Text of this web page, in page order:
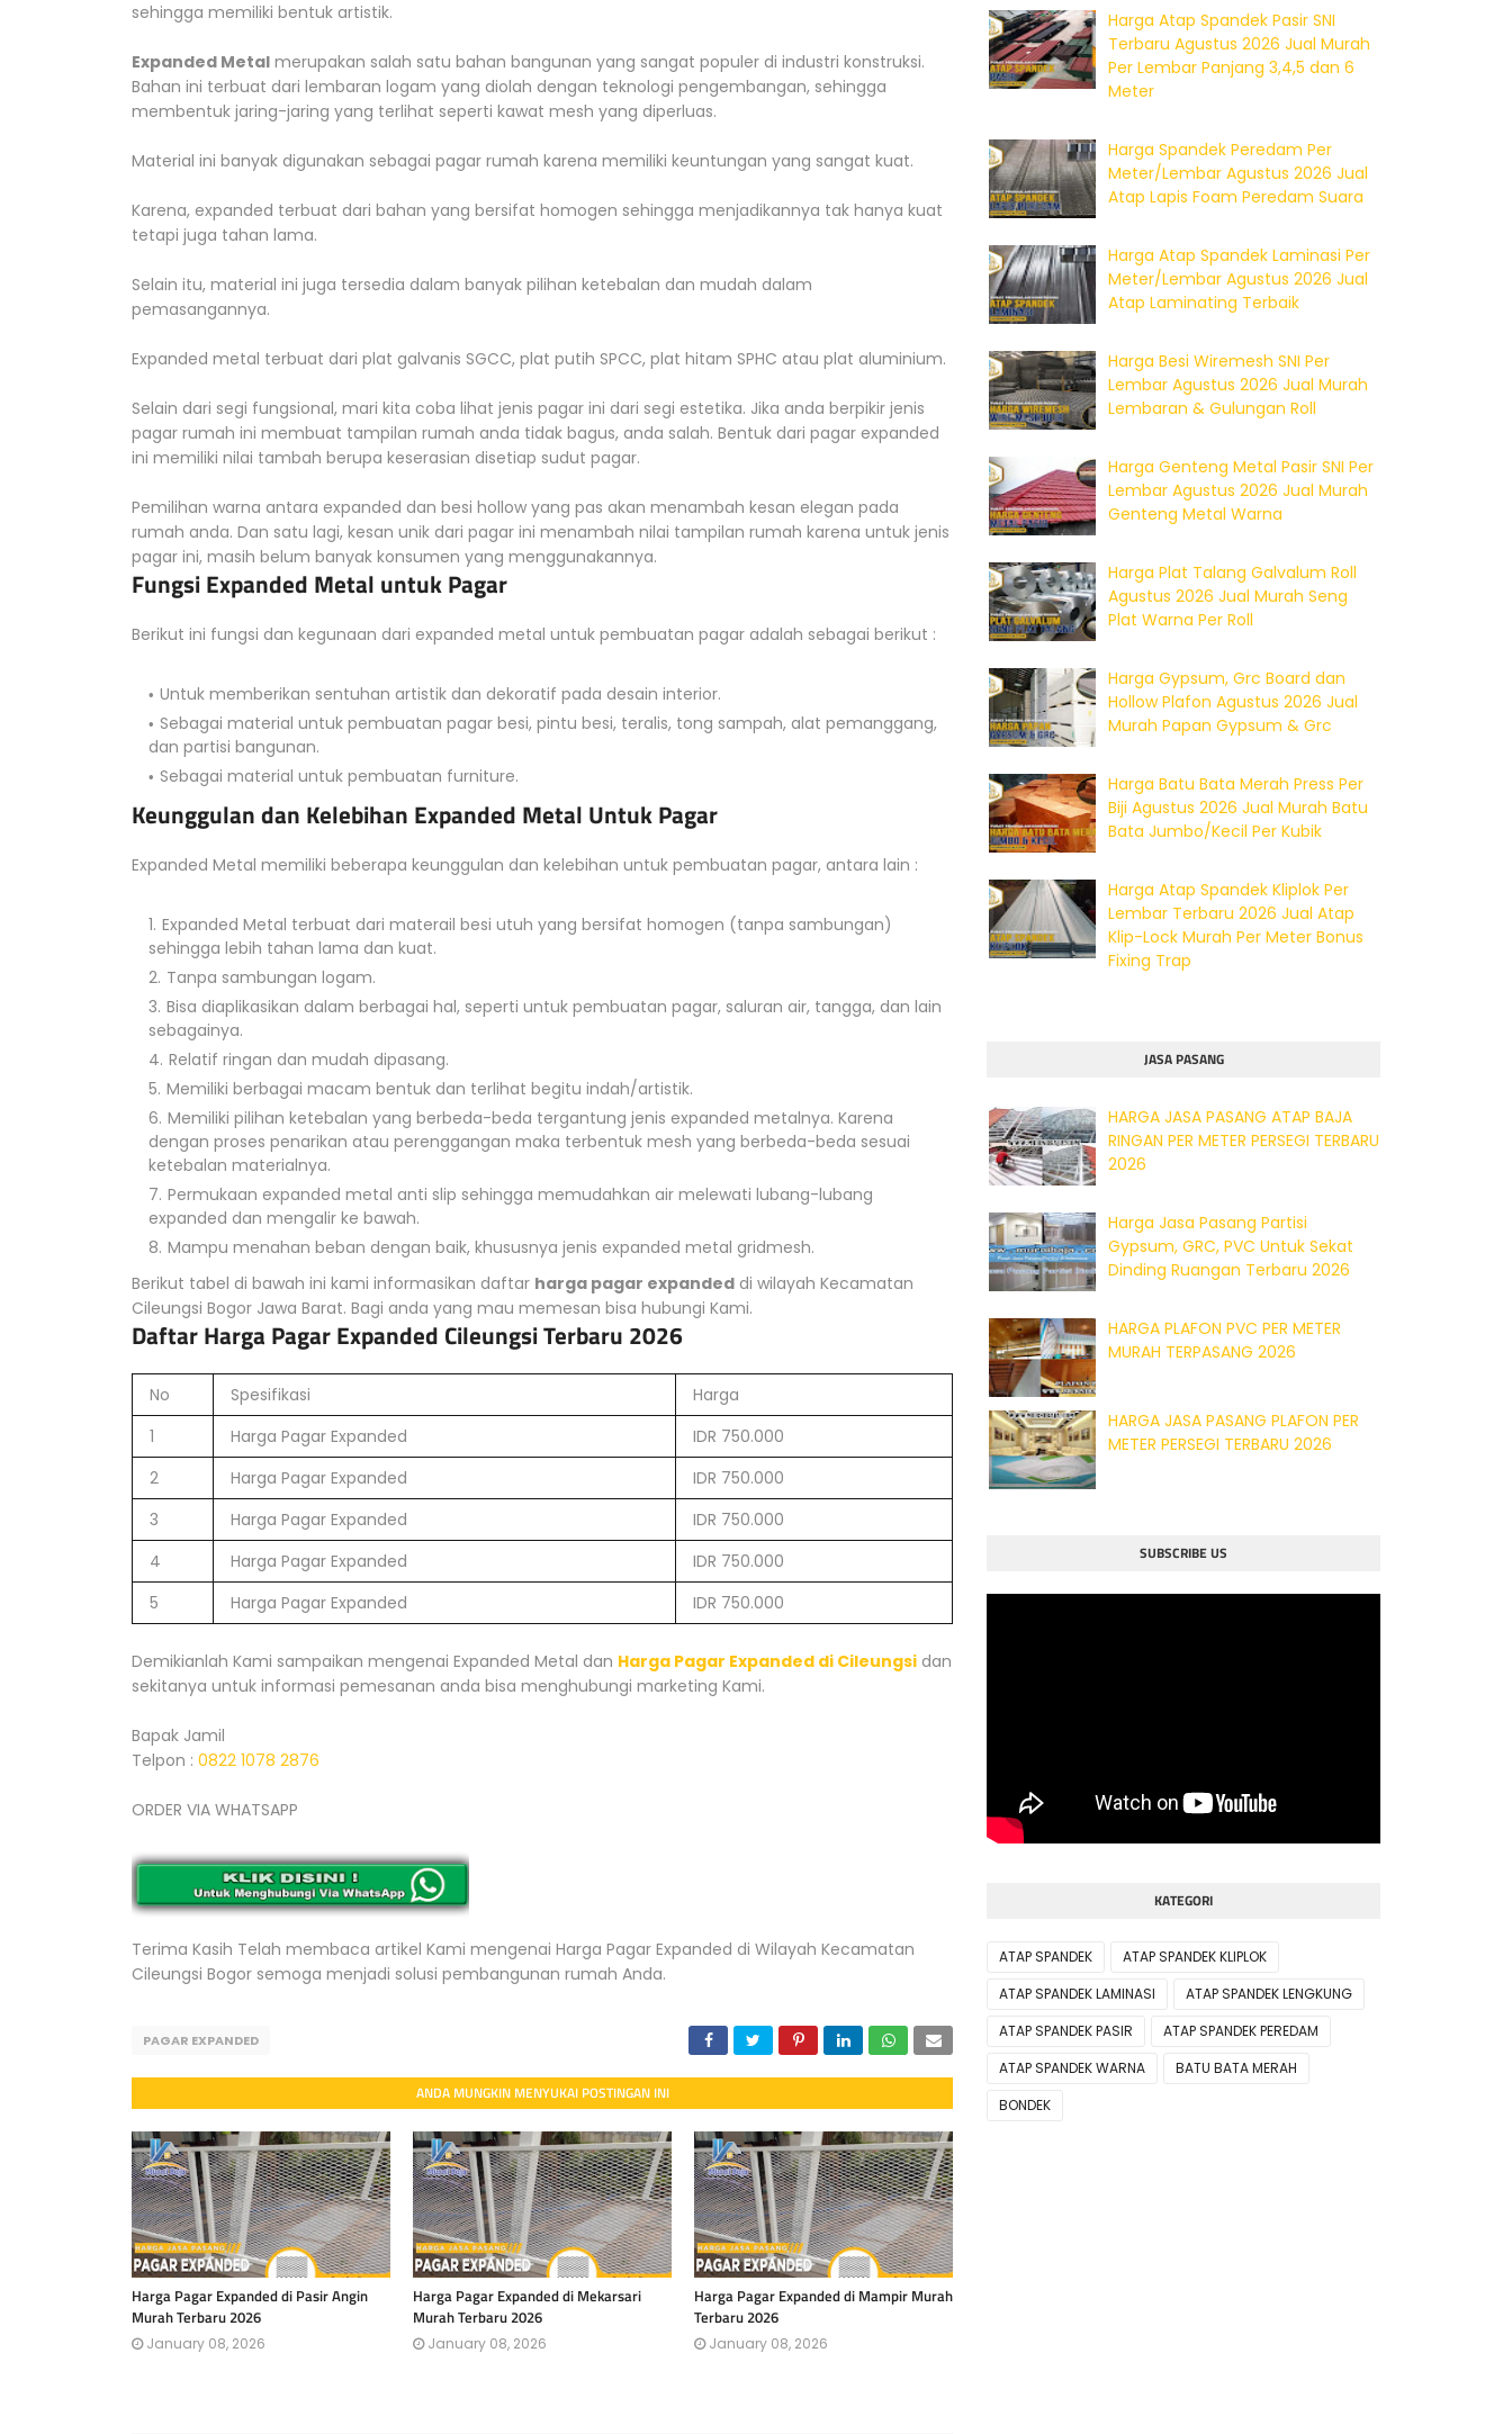
sehingga memiliki bentuk artistik.
Expanded Metal merupakan salah satu bahan bangunan yang sangat populer di industri konstruksi.
Bahan ini terbuat dari lembaran logam yang diolah dengan teknologi pengembangan, sehingga
membentuk jaring-jaring yang terlihat seperti kawat mesh yang diperluas.
Material ini banyak digunakan sebagai pagar rumah karena memiliki keuntungan yang sangat kuat.
Karena, expanded terbuat dari bahan yang bersifat homogen sehingga menjadikannya tak hanya kuat
tetapi juga tahan lama.
Selain itu, material ini juga tersedia dalam banyak pilihan ketebalan dan mudah dalam
pemasangannya.
Expanded metal terbuat dari plat galvanis SGCC, plat putih SPCC, plat hitam SPHC atau plat aluminium.
Selain dari segi fungsional, mari kita coba lihat jenis pagar ini dari segi estetika. Jika anda berpikir jenis
pagar rumah ini membuat tampilan rumah anda tidak bagus, anda salah. Bentuk dari pagar expanded
ini memiliki nilai tambah berupa keserasian disetiap sudut pagar.
Pemilihan warna antara expanded dan besi hollow yang pas akan menambah kesan elegan pada
rumah anda. Dan satu lagi, kesan unik dari pagar ini menambah nilai tampilan rumah karena untuk jenis
pagar ini, masih belum banyak konsumen yang menggunakannya.
Fungsi Expanded Metal untuk Pagar
Berikut ini fungsi dan kegunaan dari expanded metal untuk pembuatan pagar adalah sebagai berikut :
Untuk memberikan sentuhan artistik dan dekoratif pada desain interior.
Sebagai material untuk pembuatan pagar besi, pintu besi, teralis, tong sampah, alat pemanggang,
dan partisi bangunan.
Sebagai material untuk pembuatan furniture.
Keunggulan dan Kelebihan Expanded Metal Untuk Pagar
Expanded Metal memiliki beberapa keunggulan dan kelebihan untuk pembuatan pagar, antara lain :
Expanded Metal terbuat dari materail besi utuh yang bersifat homogen (tanpa sambungan)
sehingga lebih tahan lama dan kuat.
Tanpa sambungan logam.
Bisa diaplikasikan dalam berbagai hal, seperti untuk pembuatan pagar, saluran air, tangga, dan lain
sebagainya.
Relatif ringan dan mudah dipasang.
Memiliki berbagai macam bentuk dan terlihat begitu indah/artistik.
Memiliki pilihan ketebalan yang berbeda-beda tergantung jenis expanded metalnya. Karena
dengan proses penarikan atau perenggangan maka terbentuk mesh yang berbeda-beda sesuai
ketebalan materialnya.
Permukaan expanded metal anti slip sehingga memudahkan air melewati lubang-lubang
expanded dan mengalir ke bawah.
Mampu menahan beban dengan baik, khususnya jenis expanded metal gridmesh.
Berikut tabel di bawah ini kami informasikan daftar harga pagar expanded di wilayah Kecamatan
Cileungsi Bogor Jawa Barat. Bagi anda yang mau memesan bisa hubungi Kami.
Daftar Harga Pagar Expanded Cileungsi Terbaru 2026
No Spesifikasi
Harga
1
Harga Pagar Expanded
IDR 750.000
2
Harga Pagar Expanded
IDR 750.000
3
Harga Pagar Expanded
IDR 750.000
4
Harga Pagar Expanded
IDR 750.000
5
Harga Pagar Expanded IDR 750.000
Demikianlah Kami sampaikan mengenai Expanded Metal dan Harga Pagar Expanded di Cileungsi dan
sekitanya untuk informasi pemesanan anda bisa menghubungi marketing Kami.
Bapak Jamil
Telpon : 0822 1078 2876
ORDER VIA WHATSAPP
Terima Kasih Telah membaca artikel Kami mengenai Harga Pagar Expanded di Wilayah Kecamatan
Cileungsi Bogor semoga menjadi solusi pembangunan rumah Anda.
PAGAR EXPANDED
ANDA MUNGKIN MENYUKAI POSTINGAN INI
Harga Pagar Expanded di Pasir Angin
Murah Terbaru 2026
January 08, 2026
Harga Pagar Expanded di Mekarsari
Murah Terbaru 2026
January 08, 2026
Harga Pagar Expanded di Mampir Murah
Terbaru 2026
January 08, 2026
Harga Atap Spandek Pasir SNI
Terbaru Agustus 2026 Jual Murah
Per Lembar Panjang 3,4,5 dan 6
Meter
Harga Spandek Peredam Per
Meter/Lembar Agustus 2026 Jual
Atap Lapis Foam Peredam Suara
Harga Atap Spandek Laminasi Per
Meter/Lembar Agustus 2026 Jual
Atap Laminating Terbaik
Harga Besi Wiremesh SNI Per
Lembar Agustus 2026 Jual Murah
Lembaran & Gulungan Roll
Harga Genteng Metal Pasir SNI Per
Lembar Agustus 2026 Jual Murah
Genteng Metal Warna
Harga Plat Talang Galvalum Roll
Agustus 2026 Jual Murah Seng
Plat Warna Per Roll
Harga Gypsum, Grc Board dan
Hollow Plafon Agustus 2026 Jual
Murah Papan Gypsum & Grc
Harga Batu Bata Merah Press Per
Biji Agustus 2026 Jual Murah Batu
Bata Jumbo/Kecil Per Kubik
Harga Atap Spandek Kliplok Per
Lembar Terbaru 2026 Jual Atap
Klip-Lock Murah Per Meter Bonus
Fixing Trap
JASA PASANG
HARGA JASA PASANG ATAP BAJA
RINGAN PER METER PERSEGI TERBARU
2026
Harga Jasa Pasang Partisi
Gypsum, GRC, PVC Untuk Sekat
Dinding Ruangan Terbaru 2026
HARGA PLAFON PVC PER METER
MURAH TERPASANG 2026
HARGA JASA PASANG PLAFON PER
METER PERSEGI TERBARU 2026
SUBSCRIBE US
KATEGORI
ATAP SPANDEK
ATAP SPANDEK KLIPLOK
ATAP SPANDEK LAMINASI
ATAP SPANDEK LENGKUNG
ATAP SPANDEK PASIR
ATAP SPANDEK PEREDAM
ATAP SPANDEK WARNA
BATU BATA MERAH
BONDEK